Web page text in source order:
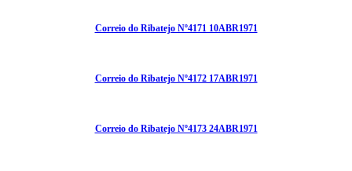
Correio do Ribatejo Nº4171 10ABR1971
Correio do Ribatejo Nº4172 17ABR1971
Correio do Ribatejo Nº4173 24ABR1971